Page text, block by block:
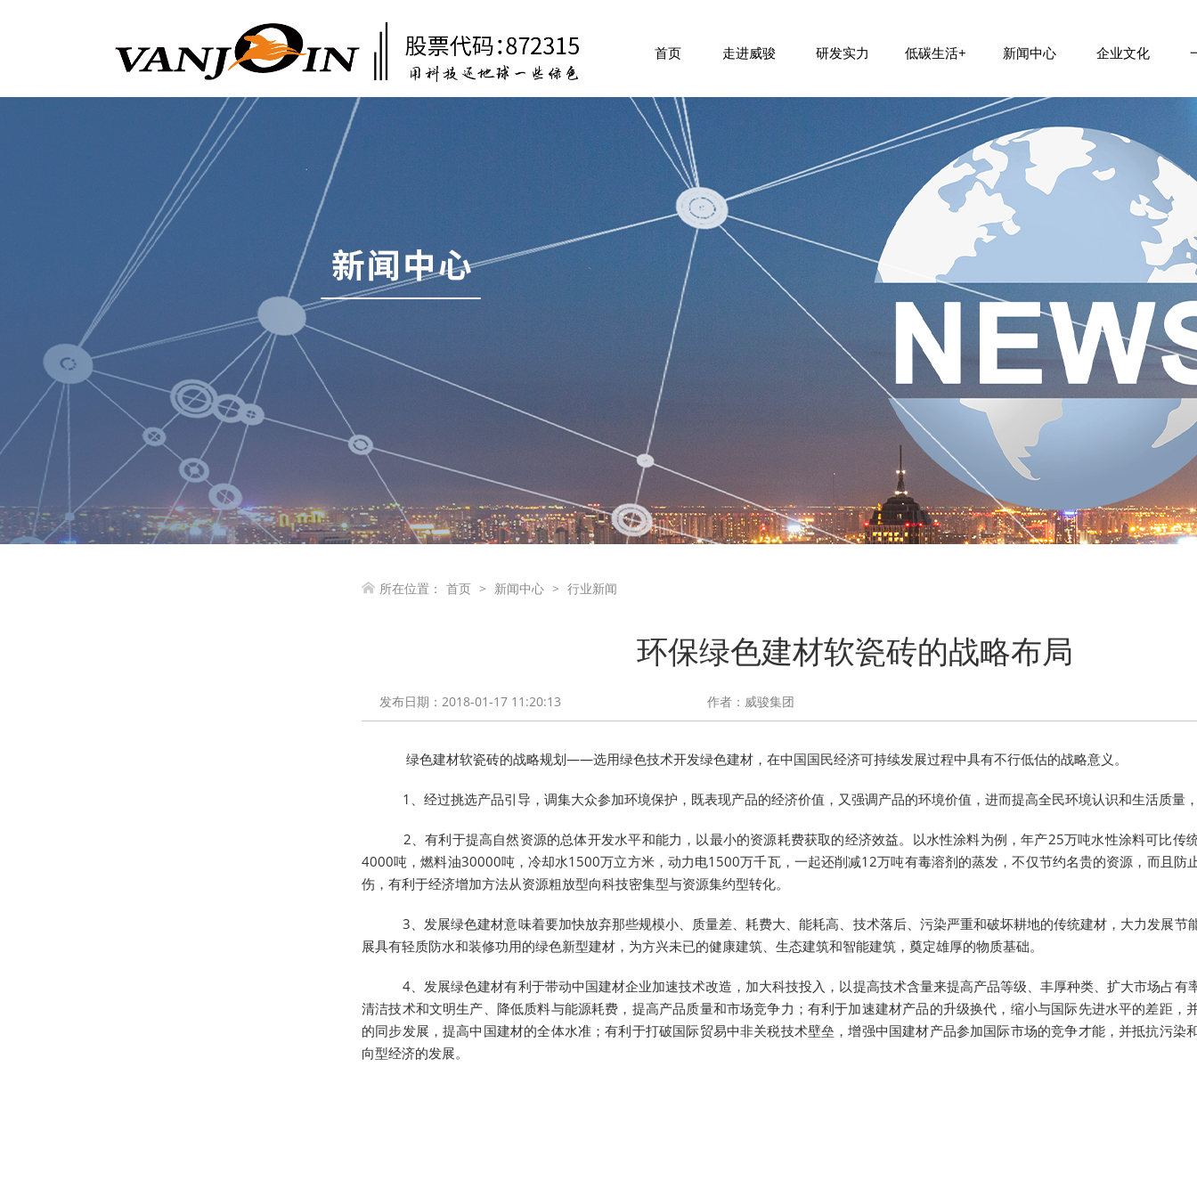
首页 走进威骏
公司简介 组织架构 发展历程
研发实力
制造规模 研发中心建设新材料装备设计制造平台建设
新材料研发中心展
低碳生活+
零碳原料 低碳包装 绿碳建材
新闻中心
公司动态 行业新闻
企业文化
核心价值观 团队风采 社会责任
全球合作 加入我们 联系我们
 所在位置： 首页 > 新闻中心 > 行业新闻
环保绿色建材软瓷砖的战略布局
发布日期：2018-01-17 11:20:13 作者：威骏集团
绿色建材软瓷砖的战略规划——选用绿色技术开发绿色建材，在中国国民经济可持续发展过程中具有不行低估的战略意义。
1、经过挑选产品引导，调集大众参加环境保护，既表现产品的经济价值，又强调产品的环境价值，进而提高全民环境认识和生活质量
2、有利于提高自然资源的总体开发水平和能力，以最小的资源耗费获取的经济效益。以水性涂料为例，年产25万吨水性涂料可比传
4000吨，燃料油30000吨，冷却水1500万立方米，动力电1500万千瓦，一起还削减12万吨有毒溶剂的蒸发，不仅节约名贵的资源，而且防
伤，有利于经济增加方法从资源粗放型向科技密集型与资源集约型转化。
3、发展绿色建材意味着要加快放弃那些规模小、质量差、耗费大、能耗高、技术落后、污染严重和破坏耕地的传统建材，大力发展节
展具有轻质防水和装修功用的绿色新型建材，为方兴未已的健康建筑、生态建筑和智能建筑，奠定雄厚的物质基础。
4、发展绿色建材有利于带动中国建材企业加速技术改造，加大科技投入，以提高技术含量来提高产品等级、丰厚种类、扩大市场占有
清洁技术和文明生产、降低质料与能源耗费，提高产品质量和市场竞争力；有利于加速建材产品的升级换代，缩小与国际先进水平的差距，
的同步发展，提高中国建材的全体水准；有利于打破国际贸易中非关税技术壁垒，增强中国建材产品参加国际市场的竞争才能，并抵抗污染
向型经济的发展。